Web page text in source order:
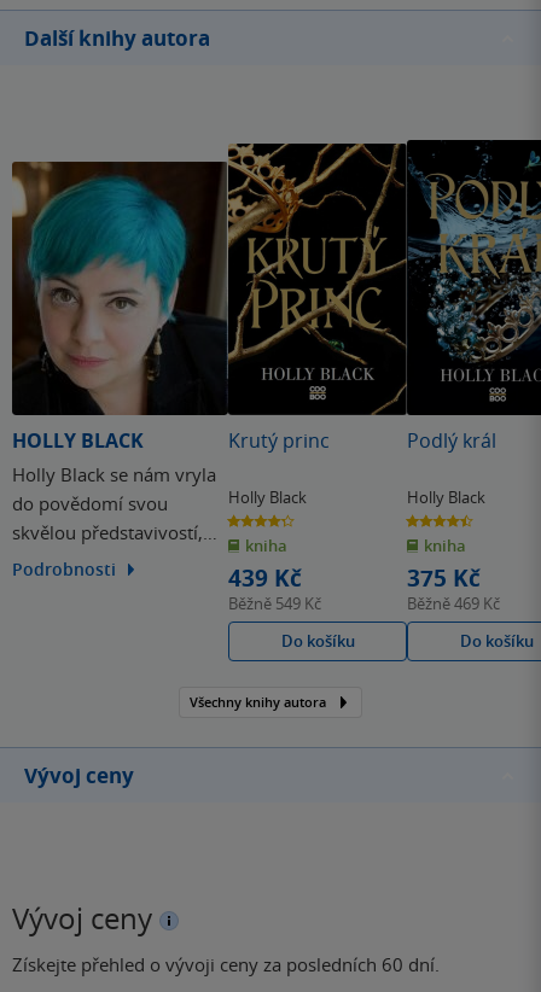
Další knihy autora
HOLLY BLACK
Holly Black se nám vryla
do povědomí svou
skvělou představivostí,
kterou promítá do svých
Daň peklu.
Podrobnosti
Krutý princ
Holly Black
4.3
z
5
hvězdiček
kniha
439 Kč
Běžně 549 Kč
Do košíku
Podlý král
Holly Black
4.5
z
5
hvězdiček
kniha
375 Kč
Běžně469 Kč
Do košíku
Všechny knihy autora
Vývoj ceny
Vývoj ceny
Získejte přehled o vývoji ceny za posledních 60 dní.